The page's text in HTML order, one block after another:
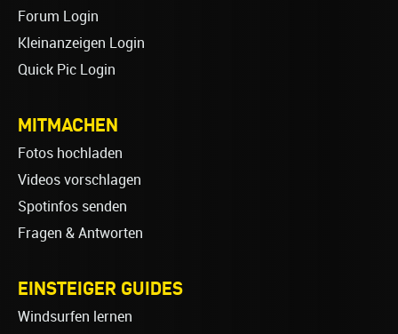
Forum Login
Kleinanzeigen Login
Quick Pic Login
MITMACHEN
Fotos hochladen
Videos vorschlagen
Spotinfos senden
Fragen & Antworten
EINSTEIGER GUIDES
Windsurfen lernen